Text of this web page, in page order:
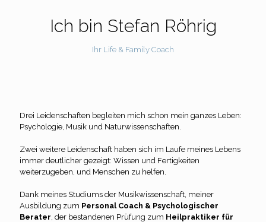
Ich bin Stefan Röhrig
Ihr Life & Family Coach
Drei Leidenschaften begleiten mich schon mein ganzes Leben:
Psychologie, Musik und Naturwissenschaften.
Zwei weitere Leidenschaft haben sich im Laufe meines Lebens
immer deutlicher gezeigt: Wissen und Fertigkeiten
weiterzugeben, und Menschen zu helfen.
Dank meines Studiums der Musikwissenschaft, meiner
Ausbildung zum Personal Coach & Psychologischer
Berater, der bestandenen Prüfung zum Heilpraktiker für